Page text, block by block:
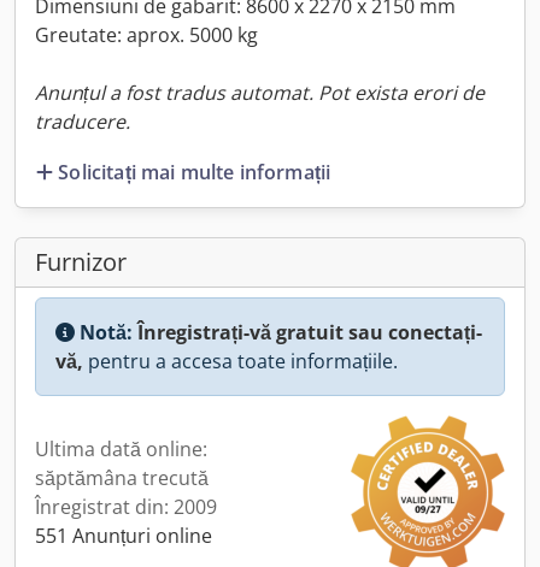
Dimensiuni de gabarit: 8600 x 2270 x 2150 mm
Greutate: aprox. 5000 kg
Anunțul a fost tradus automat. Pot exista erori de
traducere.
Solicitați mai multe informații
Furnizor
Notă:Înregistrați-vă gratuit sau conectați-
vă, pentru a accesa toate informațiile.
Ultima dată online:
săptămâna trecută
Înregistrat din: 2009
551 Anunțuri online